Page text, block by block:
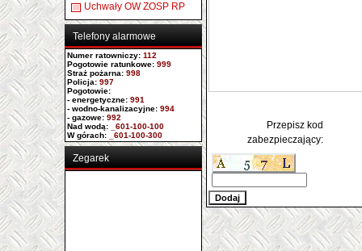
Uchwały OW ZOSP RP
Telefony alarmowe
Numer ratowniczy: 112
Pogotowie ratunkowe: 999
Straż pożarna: 998
Policja: 997
Pogotowie:
- energetyczne: 991
- wodno-kanalizacyjne: 994
- gazowe: 992
Nad wodą: _601-100-100
W górach: _601-100-300
Zegarek
Przepisz kod
zabezpieczający: